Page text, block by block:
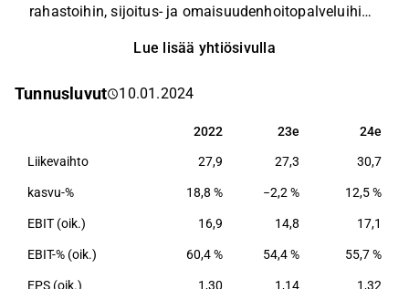
rahastoihin, sijoitus- ja omaisuudenhoitopalveluihin
Titanium Hoivakiinteistörahasto ja
Lue lisää yhtiösivulla
Tunnusluvut 10.01.2024
2022 23e 24e
2022 23e 24e
Liikevaihto 27,9 27,3 30,7
kasvu-% 18,8 % −2,2 % 12,5 %
EBIT (oik.) 16,9 14,8 17,1
EBIT-% (oik.) 60,4 % 54,4 % 55,7 %
EPS (oik.) 1,30 1,14 1,32